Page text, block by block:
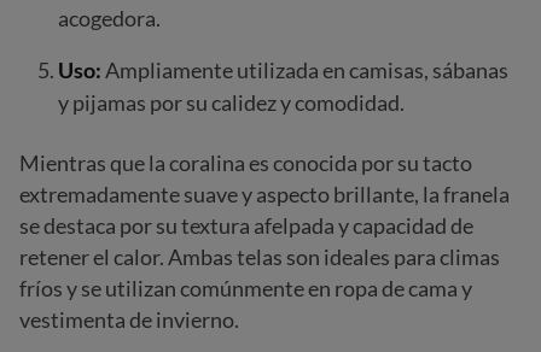
acogedora.
Uso:Ampliamente utilizada en camisas, sábanas
y pijamas por su calidez y comodidad.
Mientras que la coralina es conocida por su tacto
extremadamente suave y aspecto brillante, la franela
se destaca por su textura afelpada y capacidad de
retener el calor. Ambas telas son ideales para climas
fríos y se utilizan comúnmente en ropa de cama y
vestimenta de invierno.